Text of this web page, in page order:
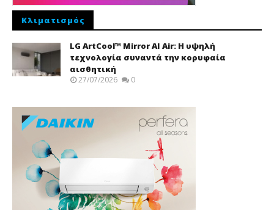
Κλιματισμός
LG ArtCool™ Mirror AI Air: Η υψηλή
τεχνολογία συναντά την κορυφαία
αισθητική
27/07/2026 0